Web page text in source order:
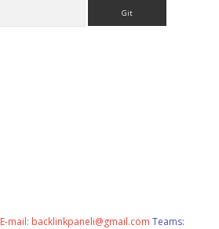
E-mail: backlinkpaneli@gmail.com Teams: